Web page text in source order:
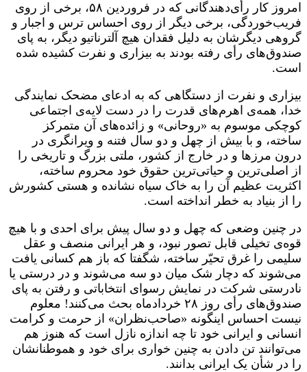
امروز کار رأی‌دهندگانی که در فروردین ۵۸، برخی از روی
فریب‌خوردگی، برخی دیگر از روی احساس ترس و اجبار و
گروهی دیگرشان به دلیل فقدان هیچ آلترناتیو دیگر، به پای
صندوق‌های رأی رفته بودند به بیزاری و نفرت کشیده شده
است.
بیزاری و نفرت از دستگاهی که به ادعای مضحک نمایندگی
خدا، همه‌ی اهرم‌های قدرت را در دست لایه‌ی اجتماعی
کوچکی موسوم به «روحانی» و زائده‌های آن متمرکز
ساخته، و با بیش از چهل و دو سال فتنه و ویرانگری در
درون مرزها و در خارج از کشور، ملتی بزرگ و تاریخی را
از اصلی‌ترین و حیاتی‌ترین حقوق خود محروم ساخته،
اکثریت عظیم آن را به خاک سیاه نشانده و هستی کشورش
را از بنیاد به خطر انداخته است.
در چنین وضعی که چهل و دو سال پیش برای احدی و با هیچ
قوه‌ی تخیلی قابل تصور نبود، و هر ایرانی منصف و عقل
سلیمی‌ را غرق تحیّر ساخته، شگفتا که باز هم کسانی یافت
می‌شوند که دچار شک میان دو سه می‌شوند و در درستی یا
نادرستی شرکت در نمایش رسوای انتخاباتی و رفتن به پای
صندوق‌های رأی روز ۲۸ خردادماه بحث می‌کنند! معلوم
نیست احساس اینگونه «صاحب‌نظران» از حرمت و کرامت
انسانی و ایرانی خود تا چه اندازه نازل است که هنوز هم
می‌توانند تن دادن به چنین خواری برای خود و هموطنانشان
را در شأن یک ایرانی بدانند.